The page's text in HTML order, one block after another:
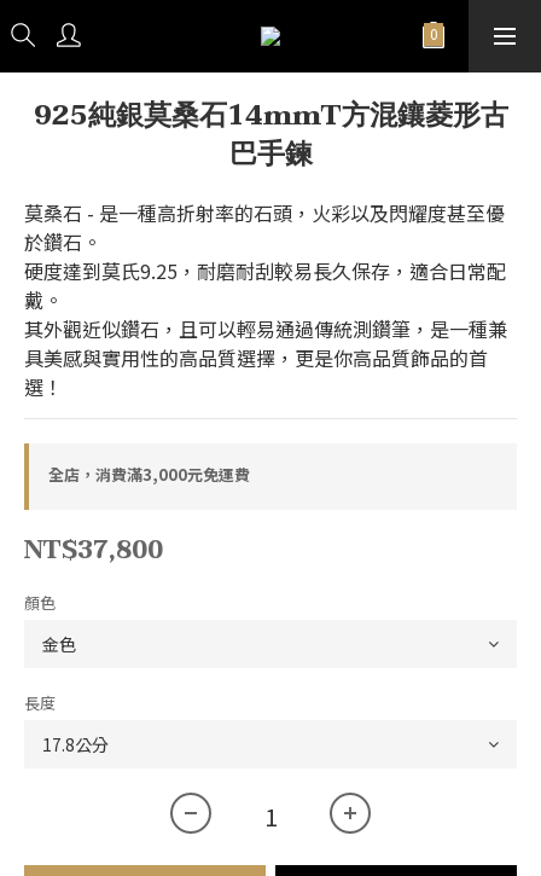
925純銀莫桑石14mmT方混鑲菱形古
巴手鍊
莫桑石 - 是一種高折射率的石頭，火彩以及閃耀度甚至優
於鑽石。
硬度達到莫氏9.25，耐磨耐刮較易長久保存，適合日常配
戴。
其外觀近似鑽石，且可以輕易通過傳統測鑽筆，是一種兼
具美感與實用性的高品質選擇，更是你高品質飾品的首
選！
全店，消費滿3,000元免運費
NT$37,800
顏色
長度